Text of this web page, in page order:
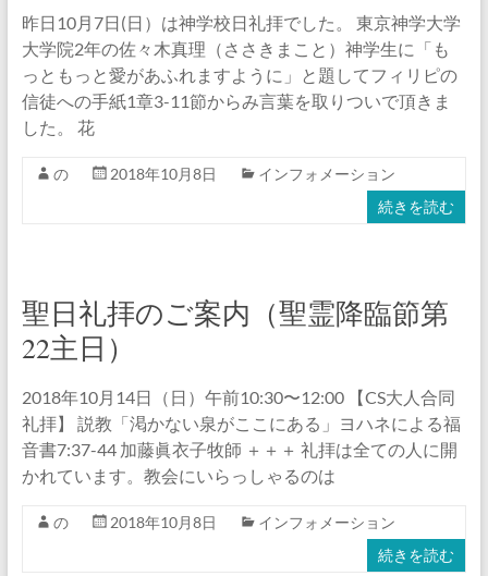
昨日10月7日(日）は神学校日礼拝でした。 東京神学大学
大学院2年の佐々木真理（ささきまこと）神学生に「も
っともっと愛があふれますように」と題してフィリピの
信徒への手紙1章3-11節からみ言葉を取りついで頂きま
した。 花
の 2018年10月8日
インフォメーション
続きを読む
聖日礼拝のご案内（聖霊降臨節第
22主日）
2018年10月14日（日）午前10:30〜12:00 【CS大人合同
礼拝】 説教「渇かない泉がここにある」ヨハネによる福
音書7:37-44 加藤眞衣子牧師 ＋＋＋ 礼拝は全ての人に開
かれています。教会にいらっしゃるのは
の 2018年10月8日
インフォメーション
続きを読む